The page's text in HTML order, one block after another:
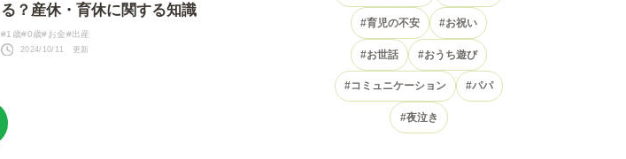
る？産休・育休に関する知識
#1歳#0歳#お金#出産
2024/10/11 更新
#育児の不安 #お祝い
#お世話 #おうち遊び
#コミュニケーション #パパ
#夜泣き